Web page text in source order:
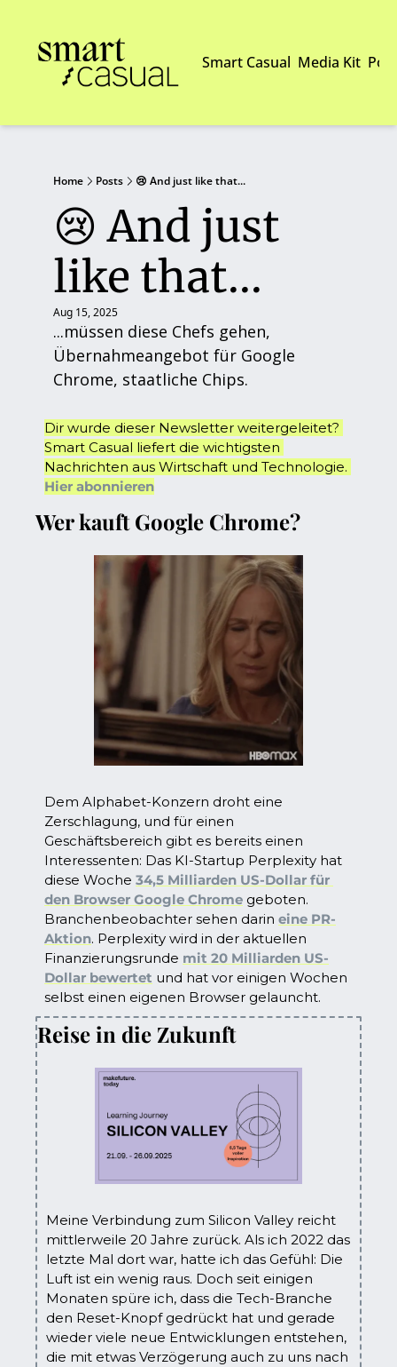
Smart Casual Media Kit
Home Posts 😢 And just like that...
😢 And just
like that...
Aug 15, 2025
...müssen diese Chefs gehen,
Übernahmeangebot für Google
Chrome, staatliche Chips.
Dir wurde dieser Newsletter weitergeleitet?
Smart Casual liefert die wichtigsten
Hier abonnieren
Wer kauft Google Chrome?
Dem Alphabet-Konzern droht eine
Zerschlagung, und für einen
Geschäftsbereich gibt es bereits einen
Interessenten: Das KI-Startup Perplexity hat
diese Woche 34,5 Milliarden US-Dollar für
den Browser Google Chrome geboten.
Branchenbeobachter sehen darin eine PR-
Aktion. Perplexity wird in der aktuellen
Finanzierungsrunde mit 20 Milliarden US-
Dollar bewertet und hat vor einigen Wochen
selbst einen eigenen Browser gelauncht.
Reise in die Zukunft
Meine Verbindung zum Silicon Valley reicht
mittlerweile 20 Jahre zurück. Als ich 2022 das
letzte Mal dort war, hatte ich das Gefühl: Die
Luft ist ein wenig raus. Doch seit einigen
Monaten spüre ich, dass die Tech-Branche
den Reset-Knopf gedrückt hat und gerade
wieder viele neue Entwicklungen entstehen,
die mit etwas Verzögerung auch zu uns nach